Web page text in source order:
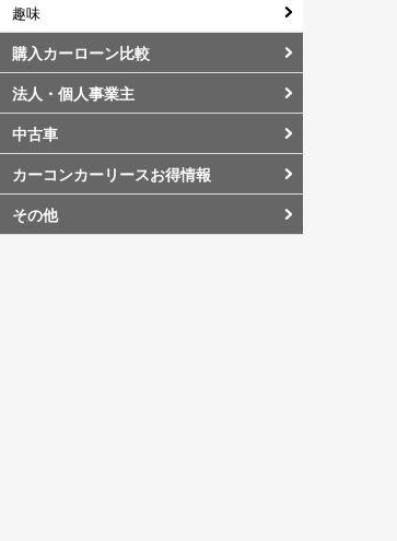
趣味
購入カーローン比較
法人・個人事業主
中古車
カーコンカーリースお得情報
その他